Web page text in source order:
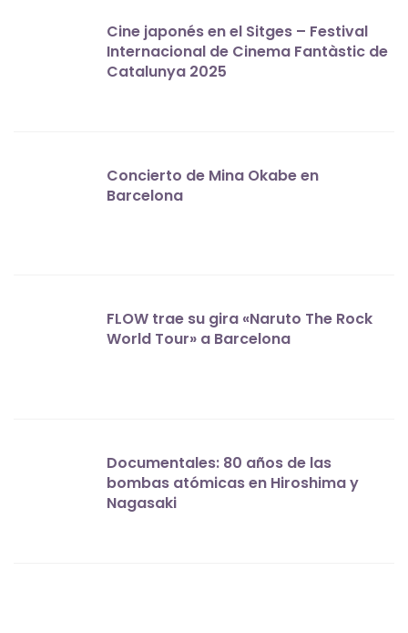
Cine japonés en el Sitges – Festival
Internacional de Cinema Fantàstic de
Catalunya 2025
Concierto de Mina Okabe en
Barcelona
FLOW trae su gira «Naruto The Rock
World Tour» a Barcelona
Documentales: 80 años de las
bombas atómicas en Hiroshima y
Nagasaki